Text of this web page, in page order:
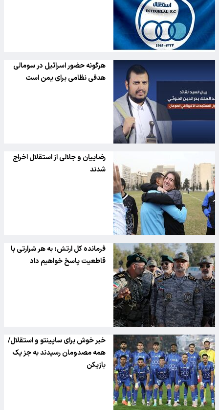
هرگونه حضور اسرائیل در سومالی
هدفی نظامی برای یمن است
رضاییان و جلالی از استقلال اخراج
شدند
فرمانده کل ارتش: به هر شرارتی با
قاطعیت پاسخ خواهیم داد
خبر خوش برای ساپینتو و استقلال/
همه مصدومان رسیدند به جز یک
بازیکن